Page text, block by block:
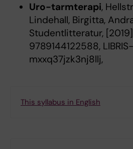
Uro-tarmterapi,
Lindehall, Birgitta,
Studentlitteratur,
9789144122588,
mxxq37jzk3nj8llj,
This syllabus in English